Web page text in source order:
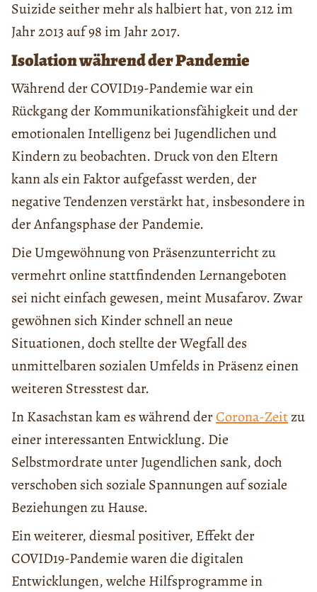
Suizide seither mehr als halbiert hat, von 212 im
Jahr 2013 auf 98 im Jahr 2017.
Isolation während der Pandemie
Während der COVID19-Pandemie war ein
Rückgang der Kommunikationsfähigkeit und der
emotionalen Intelligenz bei Jugendlichen und
Kindern zu beobachten. Druck von den Eltern
kann als ein Faktor aufgefasst werden, der
negative Tendenzen verstärkt hat, insbesondere in
der Anfangsphase der Pandemie.
Die Umgewöhnung von Präsenzunterricht zu
vermehrt online stattfindenden Lernangeboten
sei nicht einfach gewesen, meint Musafarov. Zwar
gewöhnen sich Kinder schnell an neue
Situationen, doch stellte der Wegfall des
unmittelbaren sozialen Umfelds in Präsenz einen
weiteren Stresstest dar.
In Kasachstan kam es während derCorona-Zeitzu
einer interessanten Entwicklung. Die
Selbstmordrate unter Jugendlichen sank, doch
verschoben sich soziale Spannungen auf soziale
Beziehungen zu Hause.
Ein weiterer, diesmal positiver, Effekt der
COVID19-Pandemie waren die digitalen
Entwicklungen, welche Hilfsprogramme in